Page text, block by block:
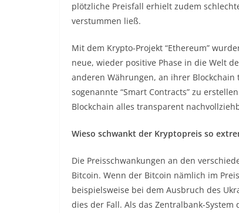
plötzliche Preisfall erhielt zudem
verstummen ließ.
Mit dem Krypto-Projekt “Ethereum”
neue, wieder positive Phase in die Welt
anderen Währungen, an ihrer
sogenannte “Smart Contracts” zu
Blockchain alles transparent
Wieso schwankt der Kryptopreis so
Die Preisschwankungen an den
Bitcoin. Wenn der Bitcoin nämlich im
beispielsweise bei dem Ausbruch des
dies der Fall. Als das Zentralbank-System